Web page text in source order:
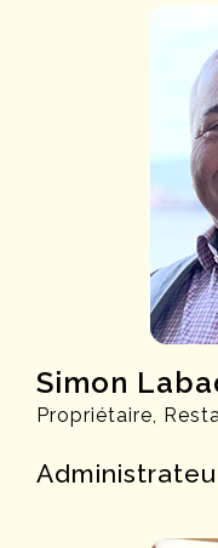
Simon
Propriétaire,